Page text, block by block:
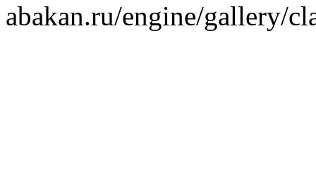
abakan.ru/engine/gallery/